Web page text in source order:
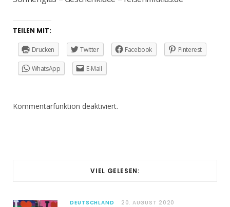
TEILEN MIT:
Drucken Twitter Facebook Pinterest
WhatsApp E-Mail
Kommentarfunktion deaktiviert.
VIEL GELESEN:
DEUTSCHLAND 20. AUGUST 2020